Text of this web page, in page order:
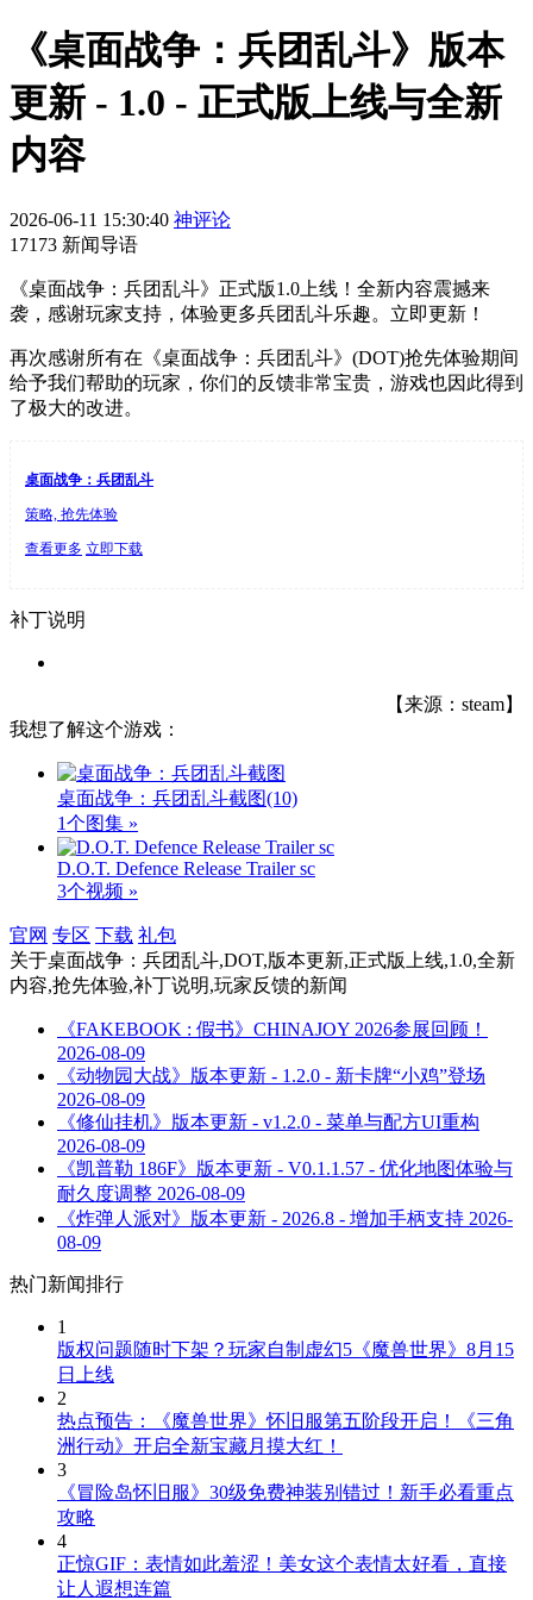
《桌面战争：兵团乱斗》版本
更新 - 1.0 - 正式版上线与全新
内容
2026-06-11 15:30:40 神评论
17173 新闻导语
《桌面战争：兵团乱斗》正式版1.0上线！全新内容震撼来
袭，感谢玩家支持，体验更多兵团乱斗乐趣。立即更新！
再次感谢所有在《桌面战争：兵团乱斗》(DOT)抢先体验期间
给予我们帮助的玩家，你们的反馈非常宝贵，游戏也因此得到
了极大的改进。
桌面战争：兵团乱斗
策略, 抢先体验
查看更多 立即下载
补丁说明
【来源：steam】
我想了解这个游戏：
桌面战争：兵团乱斗截图(10)
1个图集 »
D.O.T. Defence Release Trailer sc
3个视频 »
官网 专区 下载 礼包
关于桌面战争：兵团乱斗,DOT,版本更新,正式版上线,1.0,全新
内容,抢先体验,补丁说明,玩家反馈的新闻
《FAKEBOOK : 假书》CHINAJOY 2026参展回顾！
2026-08-09
《动物园大战》版本更新 - 1.2.0 - 新卡牌“小鸡”登场
2026-08-09
《修仙挂机》版本更新 - v1.2.0 - 菜单与配方UI重构
2026-08-09
《凯普勒 186F》版本更新 - V0.1.1.57 - 优化地图体验与
耐久度调整 2026-08-09
《炸弹人派对》版本更新 - 2026.8 - 增加手柄支持 2026-
08-09
热门新闻排行
1
版权问题随时下架？玩家自制虚幻5《魔兽世界》8月15
日上线
2
热点预告：《魔兽世界》怀旧服第五阶段开启！《三角
洲行动》开启全新宝藏月摸大红！
3
《冒险岛怀旧服》30级免费神装别错过！新手必看重点
攻略
4
正惊GIF：表情如此羞涩！美女这个表情太好看，直接
让人遐想连篇